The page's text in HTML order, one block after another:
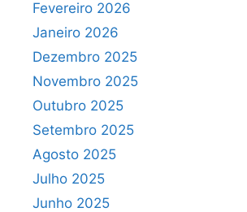
Fevereiro 2026
Janeiro 2026
Dezembro 2025
Novembro 2025
Outubro 2025
Setembro 2025
Agosto 2025
Julho 2025
Junho 2025